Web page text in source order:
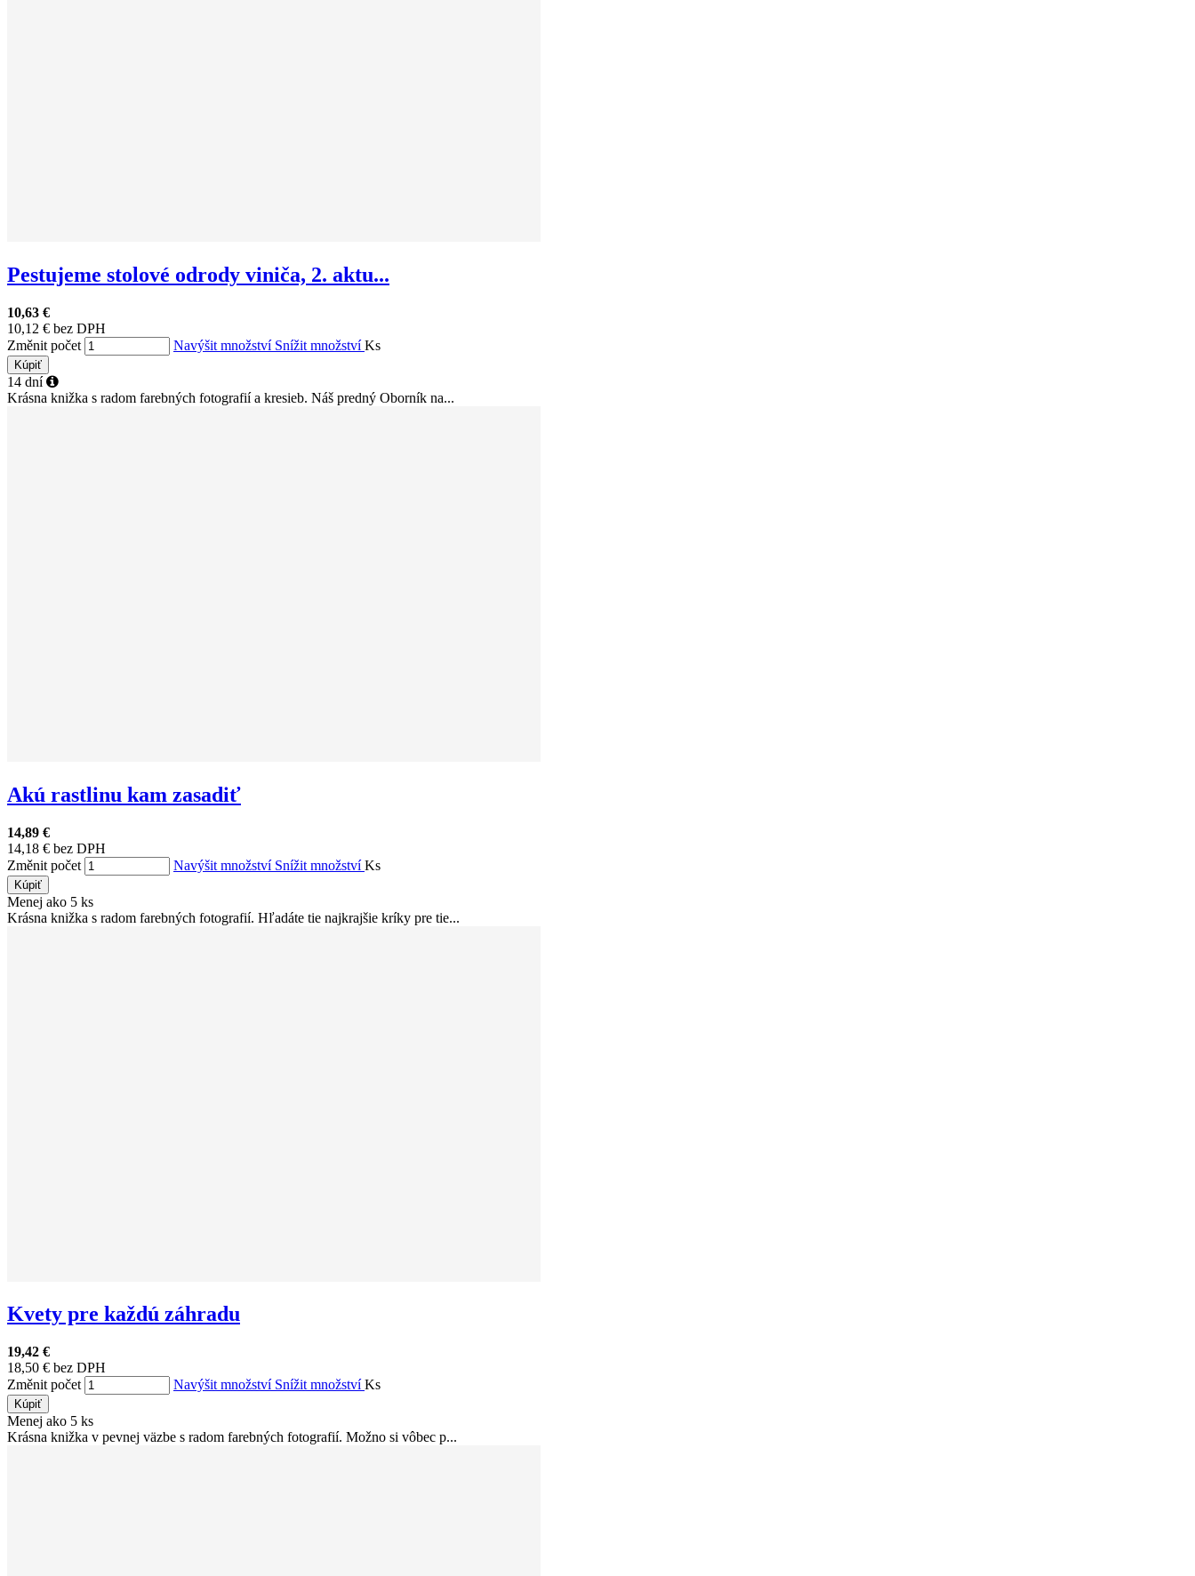
Pestujeme stolové odrody viniča, 2. aktu...
10,63 €
10,12 € bez DPH
Změnit počet
Navýšit množství Snížit množstvíKs
Kúpiť
14 dní
Krásna knižka s radom farebných fotografií a kresieb. Náš predný Oborník na...
Akú rastlinu kam zasadiť
14,89 €
14,18 € bez DPH
Změnit počet
Navýšit množství Snížit množstvíKs
Kúpiť
Menej ako 5 ks
Krásna knižka s radom farebných fotografií. Hľadáte tie najkrajšie kríky pre tie...
Kvety pre každú záhradu
19,42 €
18,50 € bez DPH
Změnit počet
Navýšit množství Snížit množstvíKs
Kúpiť
Menej ako 5 ks
Krásna knižka v pevnej väzbe s radom farebných fotografií. Možno si vôbec p...